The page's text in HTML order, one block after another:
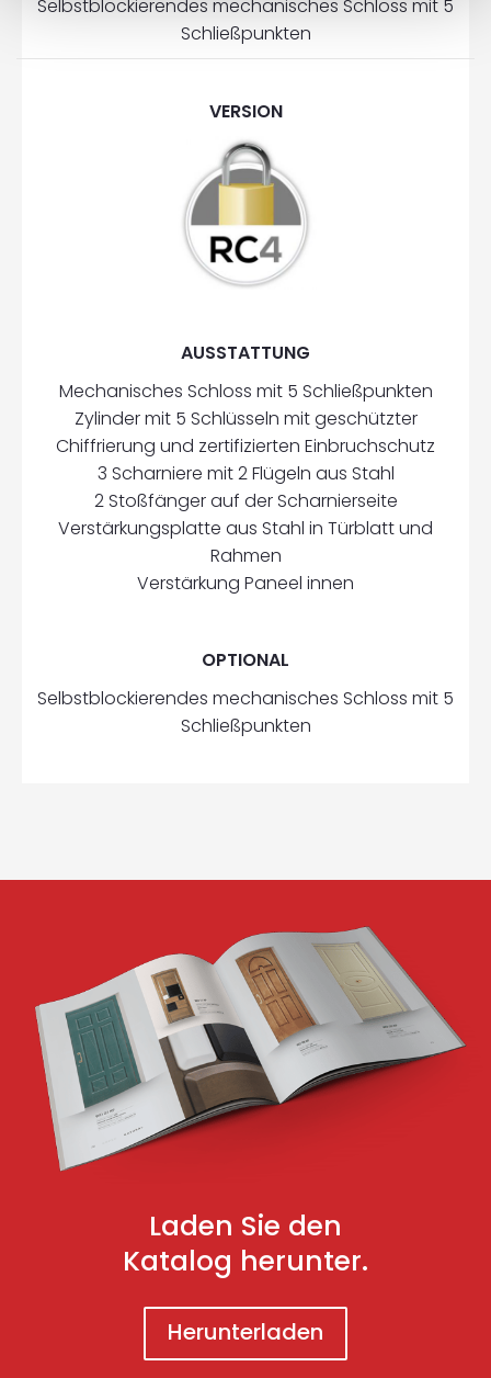
Selbstblockierendes mechanisches Schloss mit 5
Schließpunkten
VERSION
AUSSTATTUNG
Mechanisches Schloss mit 5 Schließpunkten
Zylinder mit 5 Schlüsseln mit geschützter
Chiffrierung und zertifizierten Einbruchschutz
3 Scharniere mit 2 Flügeln aus Stahl
2 Stoßfänger auf der Scharnierseite
Verstärkungsplatte aus Stahl in Türblatt und
Rahmen
Verstärkung Paneel innen
OPTIONAL
Selbstblockierendes mechanisches Schloss mit 5
Schließpunkten
Laden Sie den
Katalog herunter.
Herunterladen